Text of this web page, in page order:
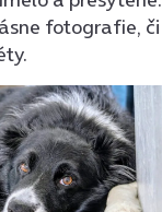
fotografie, či